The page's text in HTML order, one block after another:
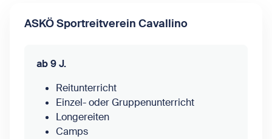
ASKÖ Sportreitverein Cavallino
ab 9 J.
Reitunterricht
Einzel- oder Gruppenunterricht
Longereiten
Camps